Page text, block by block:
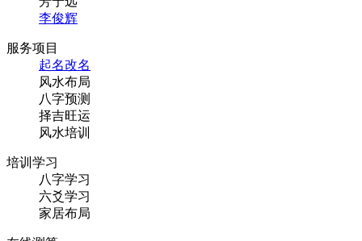
李俊辉
服务项目
起名改名
风水布局
八字预测
择吉旺运
风水培训
培训学习
八字学习
六爻学习
家居布局